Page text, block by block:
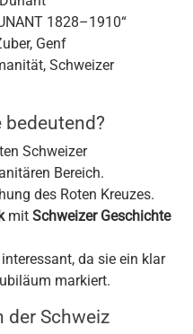
1828–1910“
Genf
Schweizer
bedeutend?
Schweizer
Bereich.
des Roten Kreuzes.
mit Schweizer Geschichte
da sie ein klar
markiert.
der Schweiz